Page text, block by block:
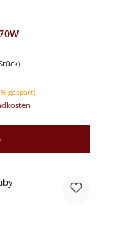
gespart)